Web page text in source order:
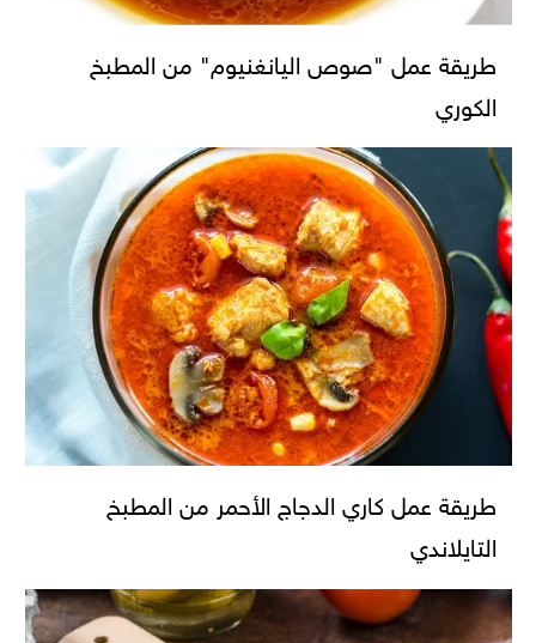
طريقة عمل "صوص اليانغنيوم" من المطبخ
الكوري
طريقة عمل كاري الدجاج الأحمر من المطبخ
التايلاندي